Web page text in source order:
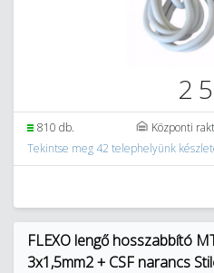
2
810 db. Központi
Tekintse meg 42 telephelyünk
FLEXO lengő hosszabbító
3x1,5mm2 + CSF narancs